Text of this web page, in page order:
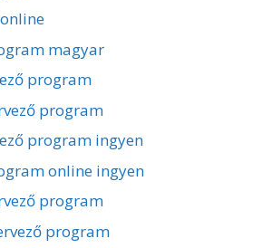
magyar
program
program
program ingyen
online ingyen
program
program